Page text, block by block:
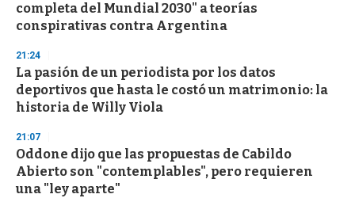
completa del Mundial 2030" a teorías
conspirativas contra Argentina
21:24
La pasión de un periodista por los datos
deportivos que hasta le costó un matrimonio: la
historia de Willy Viola
21:07
Oddone dijo que las propuestas de Cabildo
Abierto son "contemplables", pero requieren
una "ley aparte"